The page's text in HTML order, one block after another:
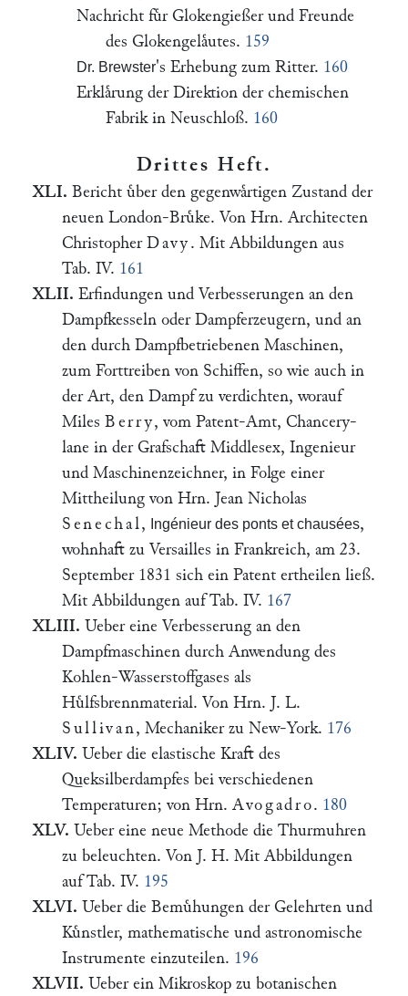
Nachricht fuͤr Glokengießer und Freunde
des Glokengelaͤutes. 159
Dr. Brewster's Erhebung zum Ritter. 160
Erklaͤrung der Direktion der chemischen
Fabrik in Neuschloß. 160
Drittes Heft.
XLI. Bericht uͤber den gegenwaͤrtigen Zustand der
neuen London-Bruͤke. Von Hrn. Architecten
Christopher Davy. Mit Abbildungen aus
Tab. IV. 161
XLII. Erfindungen und Verbesserungen an den
Dampfkesseln oder Dampferzeugern, und an
den durch Dampfbetriebenen Maschinen,
zum Forttreiben von Schiffen, so wie auch in
der Art, den Dampf zu verdichten, worauf
Miles Berry, vom Patent-Amt, Chancery-
lane in der Grafschaft Middlesex, Ingenieur
und Maschinenzeichner, in Folge einer
Mittheilung von Hrn. Jean Nicholas
Senechal, Ingénieur des ponts et chausées,
wohnhaft zu Versailles in Frankreich, am 23.
September 1831 sich ein Patent ertheilen ließ.
Mit Abbildungen auf Tab. IV. 167
XLIII. Ueber eine Verbesserung an den
Dampfmaschinen durch Anwendung des
Kohlen-Wasserstoffgases als
Huͤlfsbrennmaterial. Von Hrn. J. L.
Sullivan, Mechaniker zu New-York. 176
XLIV. Ueber die elastische Kraft des
Queksilberdampfes bei verschiedenen
Temperaturen; von Hrn. Avogadro. 180
XLV. Ueber eine neue Methode die Thurmuhren
zu beleuchten. Von J. H. Mit Abbildungen
auf Tab. IV. 195
XLVI. Ueber die Bemuͤhungen der Gelehrten und
Kuͤnstler, mathematische und astronomische
Instrumente einzuteilen. 196
XLVII. Ueber ein Mikroskop zu botanischen